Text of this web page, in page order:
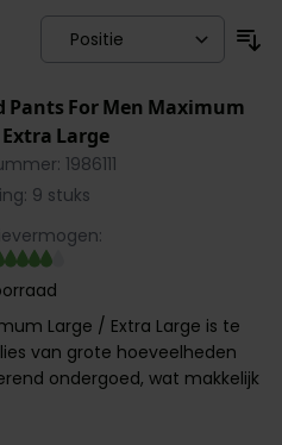
Pants For Men Maximum
Large
1986111
9 stuks
Large / Extra Large is te
van grote hoeveelheden
ondergoed, wat makkelijk